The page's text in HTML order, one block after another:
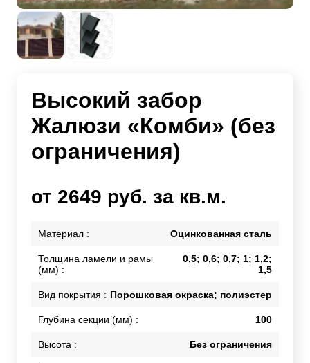
Высокий забор
Жалюзи «Комби» (без
ограничения)
от 2649 руб. за кв.м.
Материал : Оцинкованная сталь
Толщина ламели и рамы
(мм) :
0,5; 0,6; 0,7; 1; 1,2;
1,5
Вид покрытия : Порошковая окраска; полиэстер
Глубина секции (мм) : 100
Высота : Без ограничения